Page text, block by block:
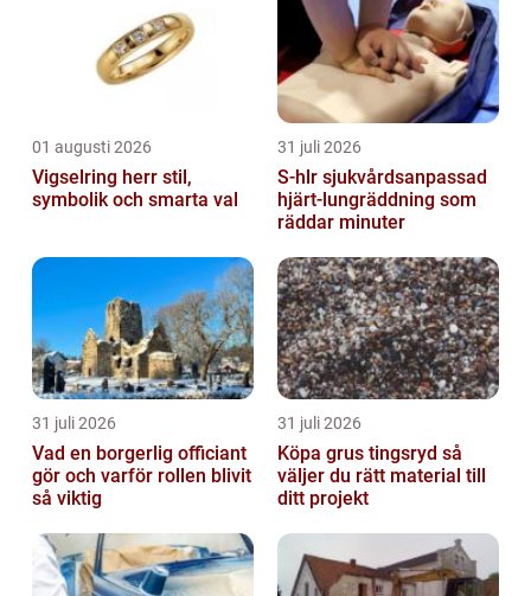
01 augusti 2026
Vigselring herr stil,
symbolik och smarta val
31 juli 2026
S-hlr sjukvårdsanpassad
hjärt-lungräddning som
räddar minuter
31 juli 2026
Vad en borgerlig officiant
gör och varför rollen blivit
så viktig
31 juli 2026
Köpa grus tingsryd så
väljer du rätt material till
ditt projekt